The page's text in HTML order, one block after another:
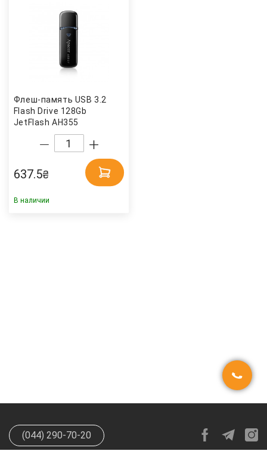
Флеш-память USB 3.2
Flash Drive 128Gb
JetFlash AH355
моноблок, пластик
(AP128GAH355B-1)
637.5₴
В наличии
(044) 290-70-20